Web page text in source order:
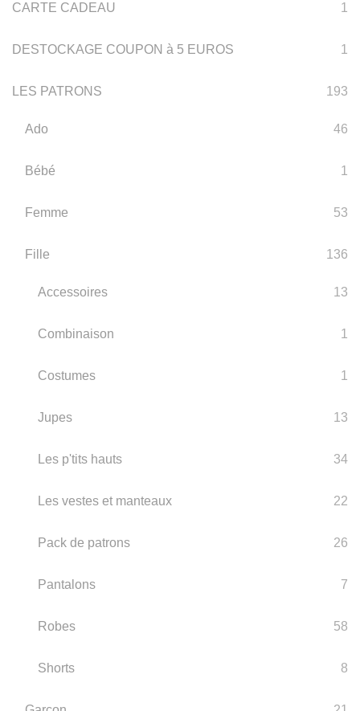
CARTE CADEAU 1
DESTOCKAGE COUPON à 5 EUROS 1
LES PATRONS 193
Ado 46
Bébé 1
Femme 53
Fille 136
Accessoires 13
Combinaison 1
Costumes 1
Jupes 13
Les p'tits hauts 34
Les vestes et manteaux 22
Pack de patrons 26
Pantalons 7
Robes 58
Shorts 8